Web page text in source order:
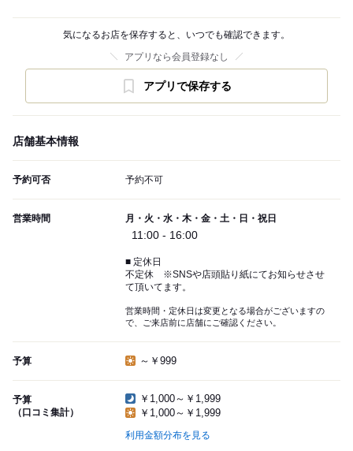
気になるお店を保存すると、いつでも確認できます。
アプリなら会員登録なし
アプリで保存する
店舗基本情報
予約可否 予約不可
営業時間 月・火・水・木・金・土・日・祝日
11:00 - 16:00
■ 定休日
不定休 ※SNSや店頭貼り紙にてお知らせさせ
て頂いてます。
営業時間・定休日は変更となる場合がございますの
で、ご来店前に店舗にご確認ください。
予算 ～￥999
予算
（口コミ集計）
￥1,000～￥1,999
￥1,000～￥1,999
利用金額分布を見る